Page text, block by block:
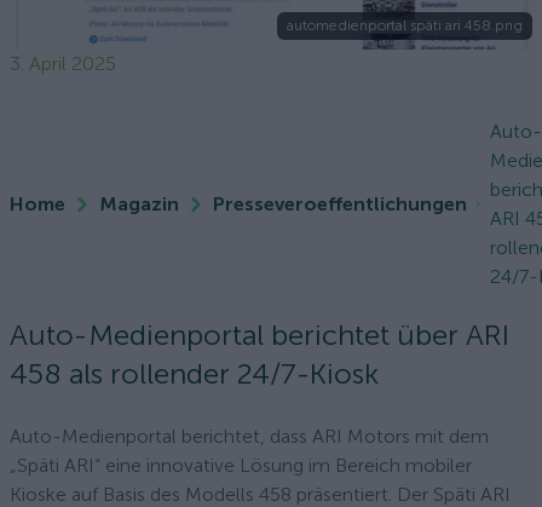
automedienportal späti ari 458.png
3. April 2025
Home Magazin Presseveroeffentlichungen
Auto-
ARI
24/7-
Auto-Medienportal berichtet über ARI
458 als rollender 24/7-Kiosk
Auto-Medienportal berichtet, dass ARI Motors mit dem
„Späti ARI“ eine innovative Lösung im Bereich mobiler
Kioske auf Basis des Modells 458 präsentiert. Der Späti ARI